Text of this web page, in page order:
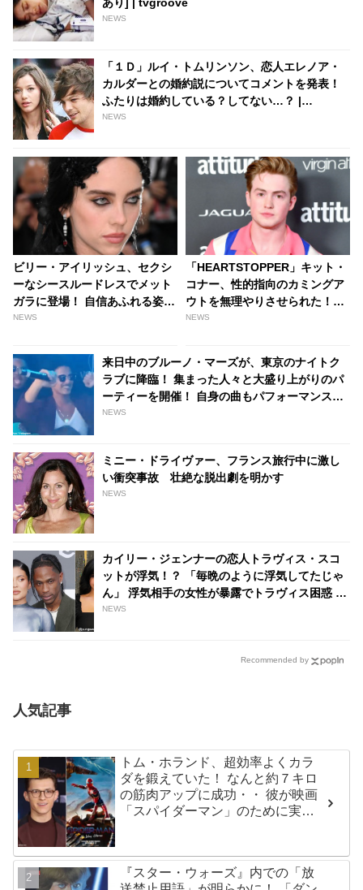
NEWS
「１Ｄ」ルイ・トムリンソン、恋人エレノア・
カルダーとの婚約説についてコメントを発表！
ふたりは婚約している？してない…？ |
tvgroove
NEWS
ビリー・アイリッシュ、セクシ
ーなシースルードレスでメット
ガラに登場！ 自信あふれる姿に
「大人になった」とウットリす
NEWS
「HEARTSTOPPER」キット・
コナー、性的指向のカミングア
ウトを無理やりさせられた！？
「18歳の僕にこんなことさせる
物申す - tvgroove
NEWS
来日中のブルーノ・マーズが、東京のナイトク
ラブに降臨！ 集まった人々と大盛り上がりのパ
ーティーを開催！ 自身の曲もパフォーマンスし
フロアは熱狂の渦に[写真・動画あり] -
NEWS
ミニー・ドライヴァー、フランス旅行中に激し
い衝突事故 壮絶な脱出劇を明かす
NEWS
カイリー・ジェンナーの恋人トラヴィス・スコ
ットが浮気！？ 「毎晩のように浮気してたじゃ
ん」 浮気相手の女性が暴露でトラヴィス困惑 -
tvgroove
NEWS
Recommended by
人気記事
トム・ホランド、超効率よくカラ
ダを鍛えていた！ なんと約７キロ
の筋肉アップに成功・・ 彼が映画
「スパイダーマン」のために実践
『スター・ウォーズ』内での「放